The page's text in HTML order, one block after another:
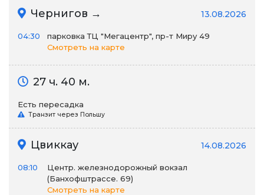
Чернигов → 13.08.2026
04:30
парковка ТЦ "Мегацентр", пр-т Миру 49
Смотреть на карте
27 ч. 40 м.
Есть пересадка
Транзит через Польшу
Цвиккау 14.08.2026
08:10
Центр. железнодорожный вокзал
(Банхофштрассе. 69)
Смотреть на карте